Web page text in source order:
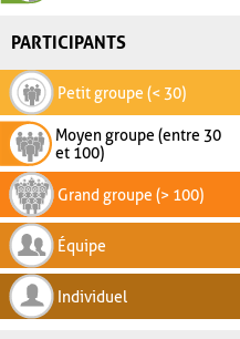
PARTICIPANTS
Petit groupe (< 30)
Moyen groupe (entre 30
et 100)
Grand groupe (> 100)
Équipe
Individuel